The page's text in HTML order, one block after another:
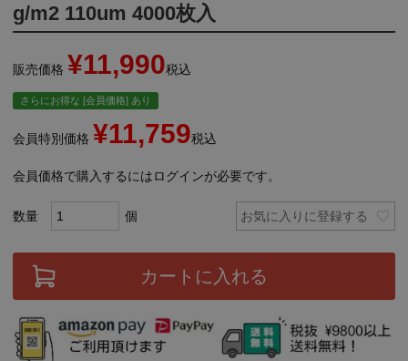
g/m2 110um 4000枚入
販売価格 ¥11,990税込
さらにお得な [会員価格] あり
会員特別価格 ¥11,759税込
会員価格で購入するにはログインが必要です。
お気に入りに登録する
カートに入れる